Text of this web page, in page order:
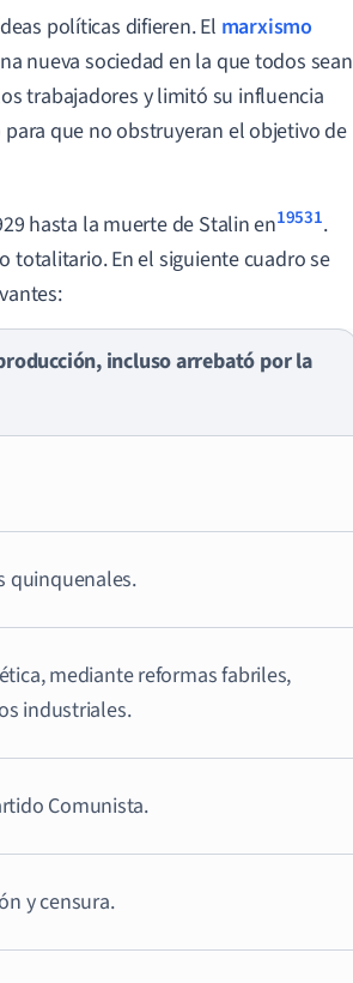
políticas difieren. El marxismo
nueva sociedad en la que todos sean
trabajadores y limitó su influencia
que no obstruyeran el objetivo de
hasta la muerte de Stalin en19531.
totalitario. En el siguiente cuadro se
incluso arrebató por la
quinquenales.
mediante reformas fabriles,
industriales.
Comunista.
y censura.